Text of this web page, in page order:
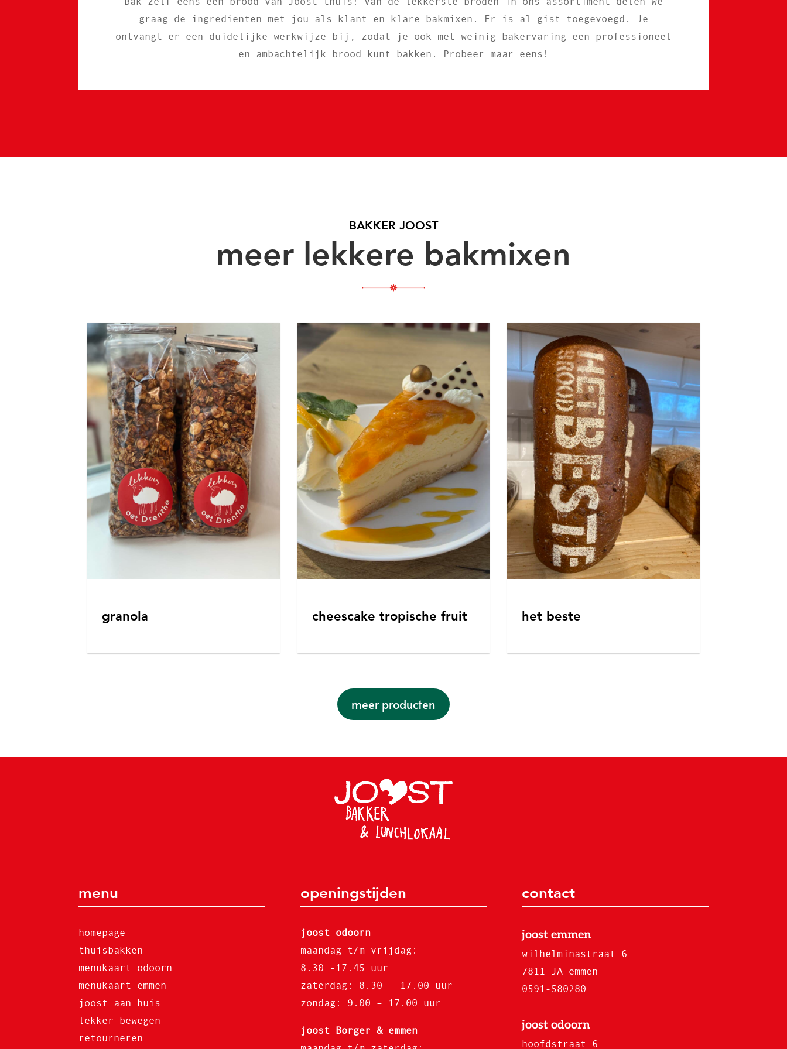
graag de ingrediënten met jou als klant en klare bakmixen. Er is al gist toegevoegd. Je
ontvangt er een duidelijke werkwijze bij, zodat je ook met weinig bakervaring een professioneel
en ambachtelijk brood kunt bakken. Probeer maar eens!
BAKKER JOOST
meer lekkere bakmixen
granola cheescake tropische fruit het beste
meer producten
menu
homepage
thuisbakken
menukaart odoorn
menukaart emmen
joost aan huis
lekker bewegen
retourneren
openingstijden
joost odoorn
maandag t/m vrijdag:
8.30 -17.45 uur
zaterdag: 8.30 – 17.00 uur
zondag: 9.00 – 17.00 uur
joost Borger & emmen
contact
joost emmen
wilhelminastraat 6
7811 JA emmen
0591-580280
joost odoorn
hoofdstraat 6